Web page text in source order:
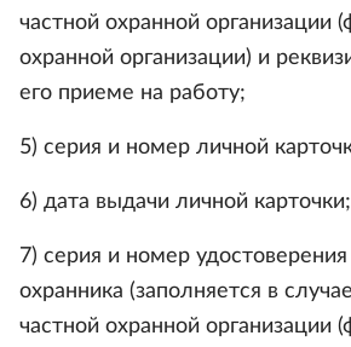
частной охранной организации
охранной организации) и
его приеме на работу;
5) серия и номер личной
6) дата выдачи личной карточки;
7) серия и номер удостоверения
охранника (заполняется в
частной охранной организации